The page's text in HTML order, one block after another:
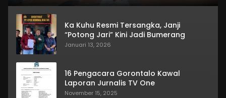
Ka Kuhu Resmi Tersangka, Janji
“Potong Jari” Kini Jadi Bumerang
Januari 13, 2026
16 Pengacara Gorontalo Kawal
Laporan Jurnalis TV One
November 15, 2025